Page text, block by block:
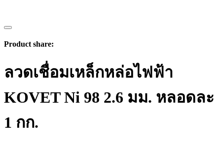
Product share:
ลวดเชื่อมเหล็กหล่อไฟฟ้า
KOVET Ni 98 2.6 มม. หลอดละ
1 กก.